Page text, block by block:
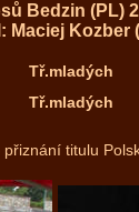
Bedzin (PL)
Maciej Kozber
Tř.mladých
Tř.mladých
titulu